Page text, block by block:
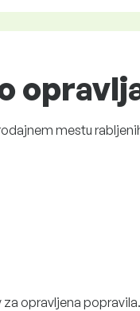
mestu
opravljena popravila.